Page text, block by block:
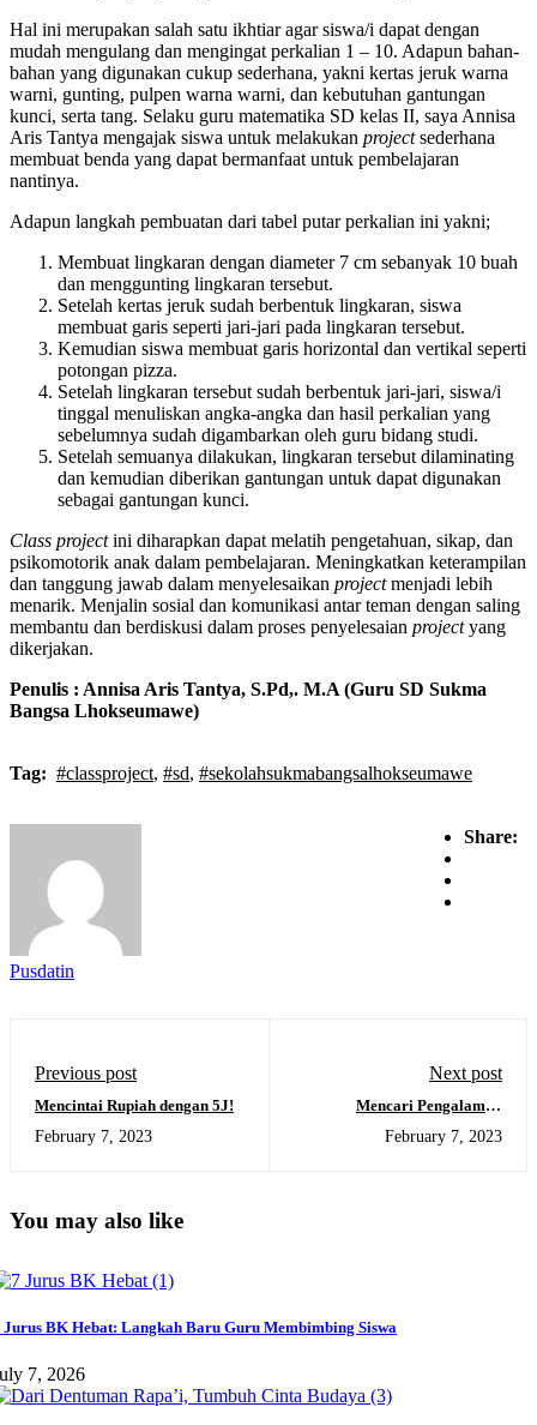
Hal ini merupakan salah satu ikhtiar agar siswa/i dapat dengan
mudah mengulang dan mengingat perkalian 1 – 10. Adapun bahan-
bahan yang digunakan cukup sederhana, yakni kertas jeruk warna
warni, gunting, pulpen warna warni, dan kebutuhan gantungan
kunci, serta tang. Selaku guru matematika SD kelas II, saya Annisa
Aris Tantya mengajak siswa untuk melakukan projectsederhana
membuat benda yang dapat bermanfaat untuk pembelajaran
nantinya.
Adapun langkah pembuatan dari tabel putar perkalian ini yakni;
Membuat lingkaran dengan diameter 7 cm sebanyak 10 buah
dan menggunting lingkaran tersebut.
Setelah kertas jeruk sudah berbentuk lingkaran, siswa
membuat garis seperti jari-jari pada lingkaran tersebut.
Kemudian siswa membuat garis horizontal dan vertikal seperti
potongan pizza.
Setelah lingkaran tersebut sudah berbentuk jari-jari, siswa/i
tinggal menuliskan angka-angka dan hasil perkalian yang
sebelumnya sudah digambarkan oleh guru bidang studi.
Setelah semuanya dilakukan, lingkaran tersebut dilaminating
dan kemudian diberikan gantungan untuk dapat digunakan
sebagai gantungan kunci.
Class projectini diharapkan dapat melatih pengetahuan, sikap, dan
psikomotorik anak dalam pembelajaran. Meningkatkan keterampilan
dan tanggung jawab dalam menyelesaikan projectmenjadi lebih
menarik. Menjalin sosial dan komunikasi antar teman dengan saling
membantu dan berdiskusi dalam proses penyelesaian projectyang
dikerjakan.
Penulis : Annisa Aris Tantya, S.Pd,. M.A (Guru SD Sukma
Bangsa Lhokseumawe)
Tag: #classproject, #sd, #sekolahsukmabangsalhokseumawe
Share:
Pusdatin
Previous post
Mencintai Rupiah dengan 5J!
February 7, 2023
Next post
Mencari Pengalaman
February 7, 2023
You may also like
Jurus BK Hebat: Langkah Baru Guru Membimbing Siswa
7, 2026